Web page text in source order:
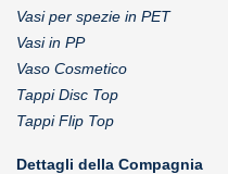
Vasi per spezie in PET
Vasi in PP
Vaso Cosmetico
Tappi Disc Top
Tappi Flip Top
Dettagli della Compagnia